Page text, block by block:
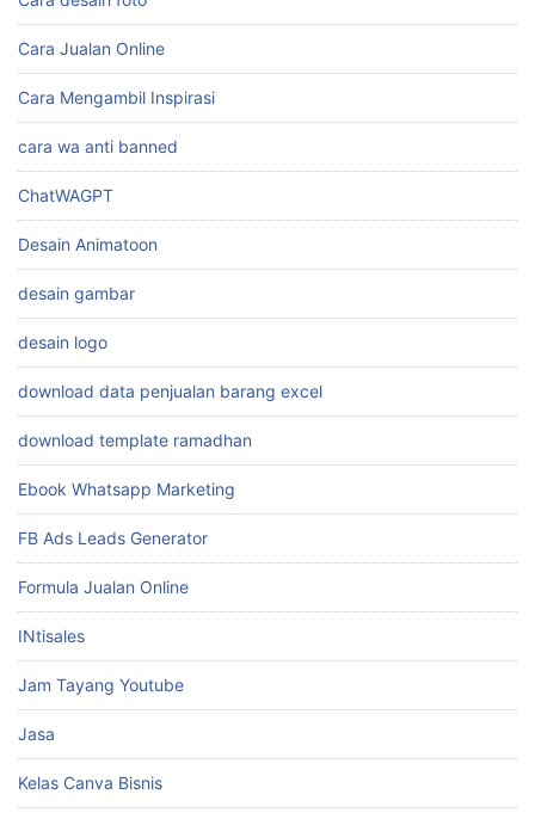
Cara Jualan Online
Cara Mengambil Inspirasi
cara wa anti banned
ChatWAGPT
Desain Animatoon
desain gambar
desain logo
download data penjualan barang excel
download template ramadhan
Ebook Whatsapp Marketing
FB Ads Leads Generator
Formula Jualan Online
INtisales
Jam Tayang Youtube
Jasa
Kelas Canva Bisnis